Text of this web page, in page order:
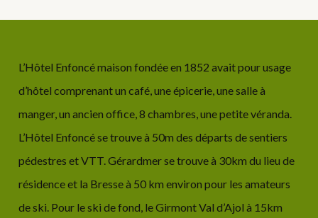
L’Hôtel Enfoncé maison fondée en 1852 avait pour usage
d’hôtel comprenant un café, une épicerie, une salle à
manger, un ancien office, 8 chambres, une petite véranda.
L’Hôtel Enfoncé se trouve à 50m des départs de sentiers
pédestres et VTT. Gérardmer se trouve à 30km du lieu de
résidence et la Bresse à 50 km environ pour les amateurs
de ski. Pour le ski de fond, le Girmont Val d’Ajol à 15km